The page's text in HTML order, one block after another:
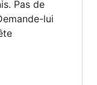
Pas de
lui